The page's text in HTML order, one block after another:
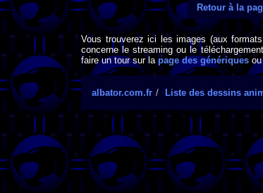
Retour à la
Vous trouverez ici les images (aux
concerne le streaming ou le
faire un tour sur la page des génériques
albator.com.fr Liste des dessins